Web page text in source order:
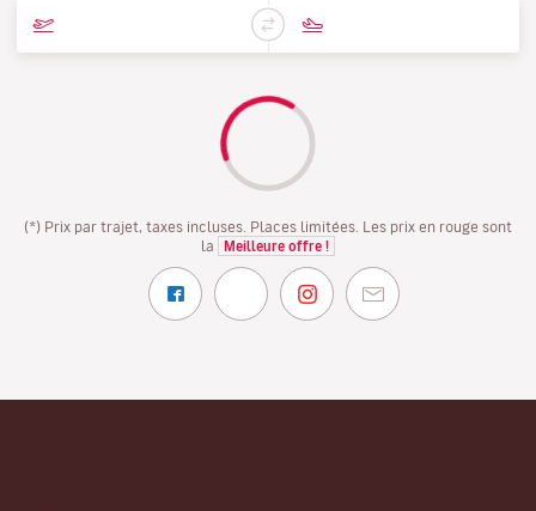
(*) Prix par trajet, taxes incluses. Places limitées. Les prix en rouge sont
la
Meilleure offre !